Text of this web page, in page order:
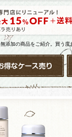
添加の商品をご紹介。買う度